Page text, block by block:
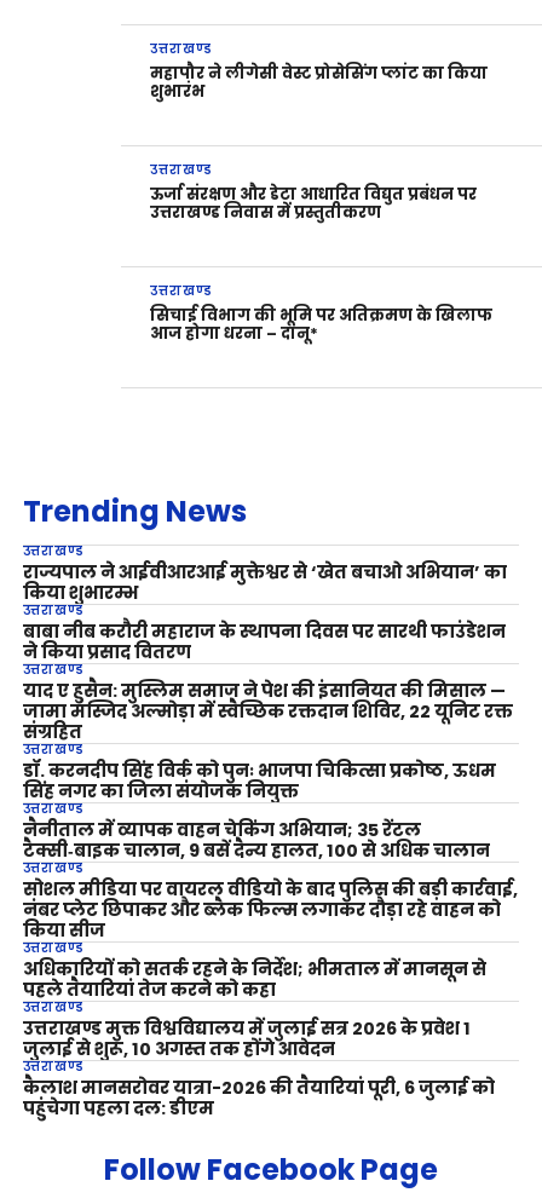
उत्तराखण्ड
महापौर ने लीगेसी वेस्ट प्रोसेसिंग प्लांट का किया
शुभारंभ
उत्तराखण्ड
ऊर्जा संरक्षण और डेटा आधारित विद्युत प्रबंधन पर
उत्तराखण्ड निवास में प्रस्तुतीकरण
उत्तराखण्ड
सिचाई विभाग की भूमि पर अतिक्रमण के खिलाफ
आज होगा धरना – दानू*
Trending News
उत्तराखण्ड
राज्यपाल ने आईवीआरआई मुक्तेश्वर से ‘खेत बचाओ अभियान’ का
किया शुभारम्भ
उत्तराखण्ड
बाबा नीब करौरी महाराज के स्थापना दिवस पर सारथी फाउंडेशन
ने किया प्रसाद वितरण
उत्तराखण्ड
याद ए हुसैन: मुस्लिम समाज ने पेश की इंसानियत की मिसाल —
जामा मस्जिद अल्मोड़ा में स्वैच्छिक रक्तदान शिविर, 22 यूनिट रक्त
संग्रहित
उत्तराखण्ड
डॉ. करनदीप सिंह विर्क को पुनः भाजपा चिकित्सा प्रकोष्ठ, ऊधम
सिंह नगर का जिला संयोजक नियुक्त
उत्तराखण्ड
नैनीताल में व्यापक वाहन चेकिंग अभियान; 35 रेंटल
टैक्सी‑बाइक चालान, 9 बसें दैन्य हालत, 100 से अधिक चालान
उत्तराखण्ड
सोशल मीडिया पर वायरल वीडियो के बाद पुलिस की बड़ी कार्रवाई,
नंबर प्लेट छिपाकर और ब्लैक फिल्म लगाकर दौड़ा रहे वाहन को
किया सीज
उत्तराखण्ड
अधिकारियों को सतर्क रहने के निर्देश; भीमताल में मानसून से
पहले तैयारियां तेज करने को कहा
उत्तराखण्ड
उत्तराखण्ड मुक्त विश्वविद्यालय में जुलाई सत्र 2026 के प्रवेश 1
जुलाई से शुरू, 10 अगस्त तक होंगे आवेदन
उत्तराखण्ड
कैलाश मानसरोवर यात्रा-2026 की तैयारियां पूरी, 6 जुलाई को
पहुंचेगा पहला दल: डीएम
Follow Facebook Page